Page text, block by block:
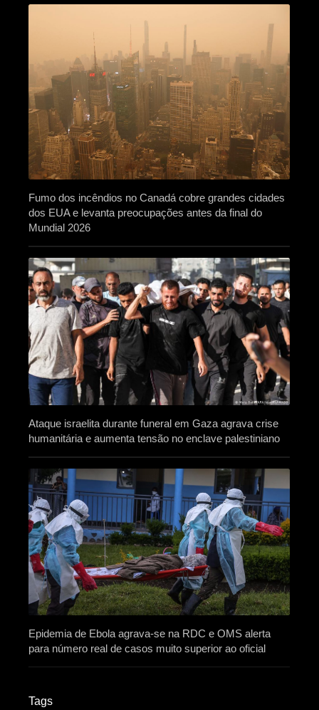
Fumo dos incêndios no Canadá cobre grandes cidades
dos EUA e levanta preocupações antes da final do
Mundial 2026
Ataque israelita durante funeral em Gaza agrava crise
humanitária e aumenta tensão no enclave palestiniano
Epidemia de Ebola agrava-se na RDC e OMS alerta
para número real de casos muito superior ao oficial
Tags